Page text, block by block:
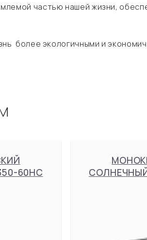
частью нашей жизни,
более экологичными и
60HC